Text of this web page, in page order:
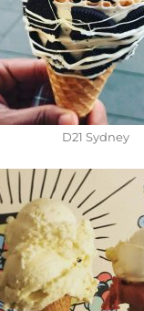
D21 Sydney